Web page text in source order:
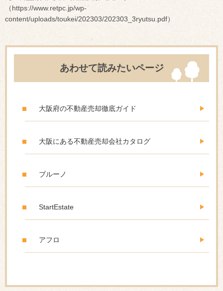
（https://www.retpc.jp/wp-
content/uploads/toukei/202303/202303_3ryutsu.pdf）
あわせて読みたいページ
大阪府の不動産売却徹底ガイド
大阪にある不動産売却会社カタログ
ブルーノ
StartEstate
アフロ